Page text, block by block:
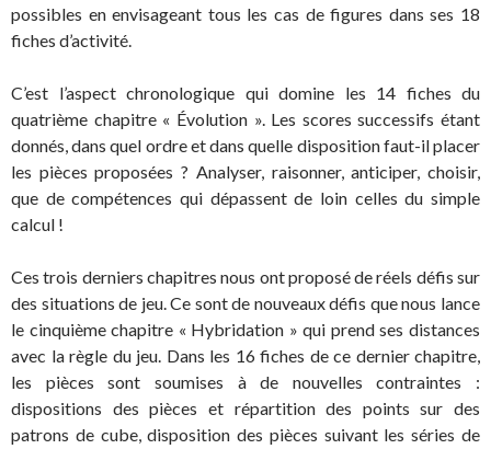
possibles en envisageant tous les cas de figures dans ses 18
fiches d’activité.
C’est l’aspect chronologique qui domine les 14 fiches du
quatrième chapitre « Évolution ». Les scores successifs étant
donnés, dans quel ordre et dans quelle disposition faut-il placer
les pièces proposées ? Analyser, raisonner, anticiper, choisir,
que de compétences qui dépassent de loin celles du simple
calcul !
Ces trois derniers chapitres nous ont proposé de réels défis sur
des situations de jeu. Ce sont de nouveaux défis que nous lance
le cinquième chapitre « Hybridation » qui prend ses distances
avec la règle du jeu. Dans les 16 fiches de ce dernier chapitre,
les pièces sont soumises à de nouvelles contraintes :
dispositions des pièces et répartition des points sur des
patrons de cube, disposition des pièces suivant les séries de